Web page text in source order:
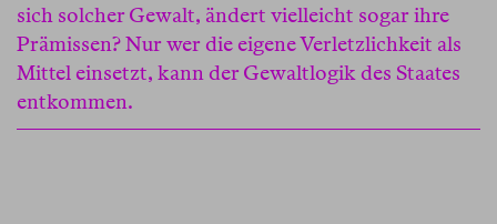
sich solcher Gewalt, ändert vielleicht sogar ihre
Prämissen? Nur wer die eigene Verletzlichkeit als
Mittel einsetzt, kann der Gewaltlogik des Staates
entkommen.